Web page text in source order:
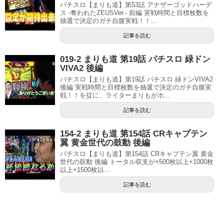
パチスロ【まりも道】第53話 アナザーゴッドハーデ
ス -奪われたZEUSVer.- 前編 実戦時間と目標枚数を
抽選で決定のガチ自腹実戦！！...
記事を読む
019-2 まりも道 第19話 パチスロ 緑ドン
VIVA2 後編
パチスロ【まりも道】第19話 パチスロ 緑ドンVIVA2
後編 実戦時間と目標枚数を抽選で決定のガチ自腹実
戦！！を掟に、ライターまりもがホ...
記事を読む
154-2 まりも道 第154話 CRキャプテン
翼 黄金世代の鼓動 後編
パチスロ【まりも道】第154話 CRキャプテン翼 黄金
世代の鼓動 後編 トータル収支が+500枚以上+1000枚
以上+1500枚以...
記事を読む